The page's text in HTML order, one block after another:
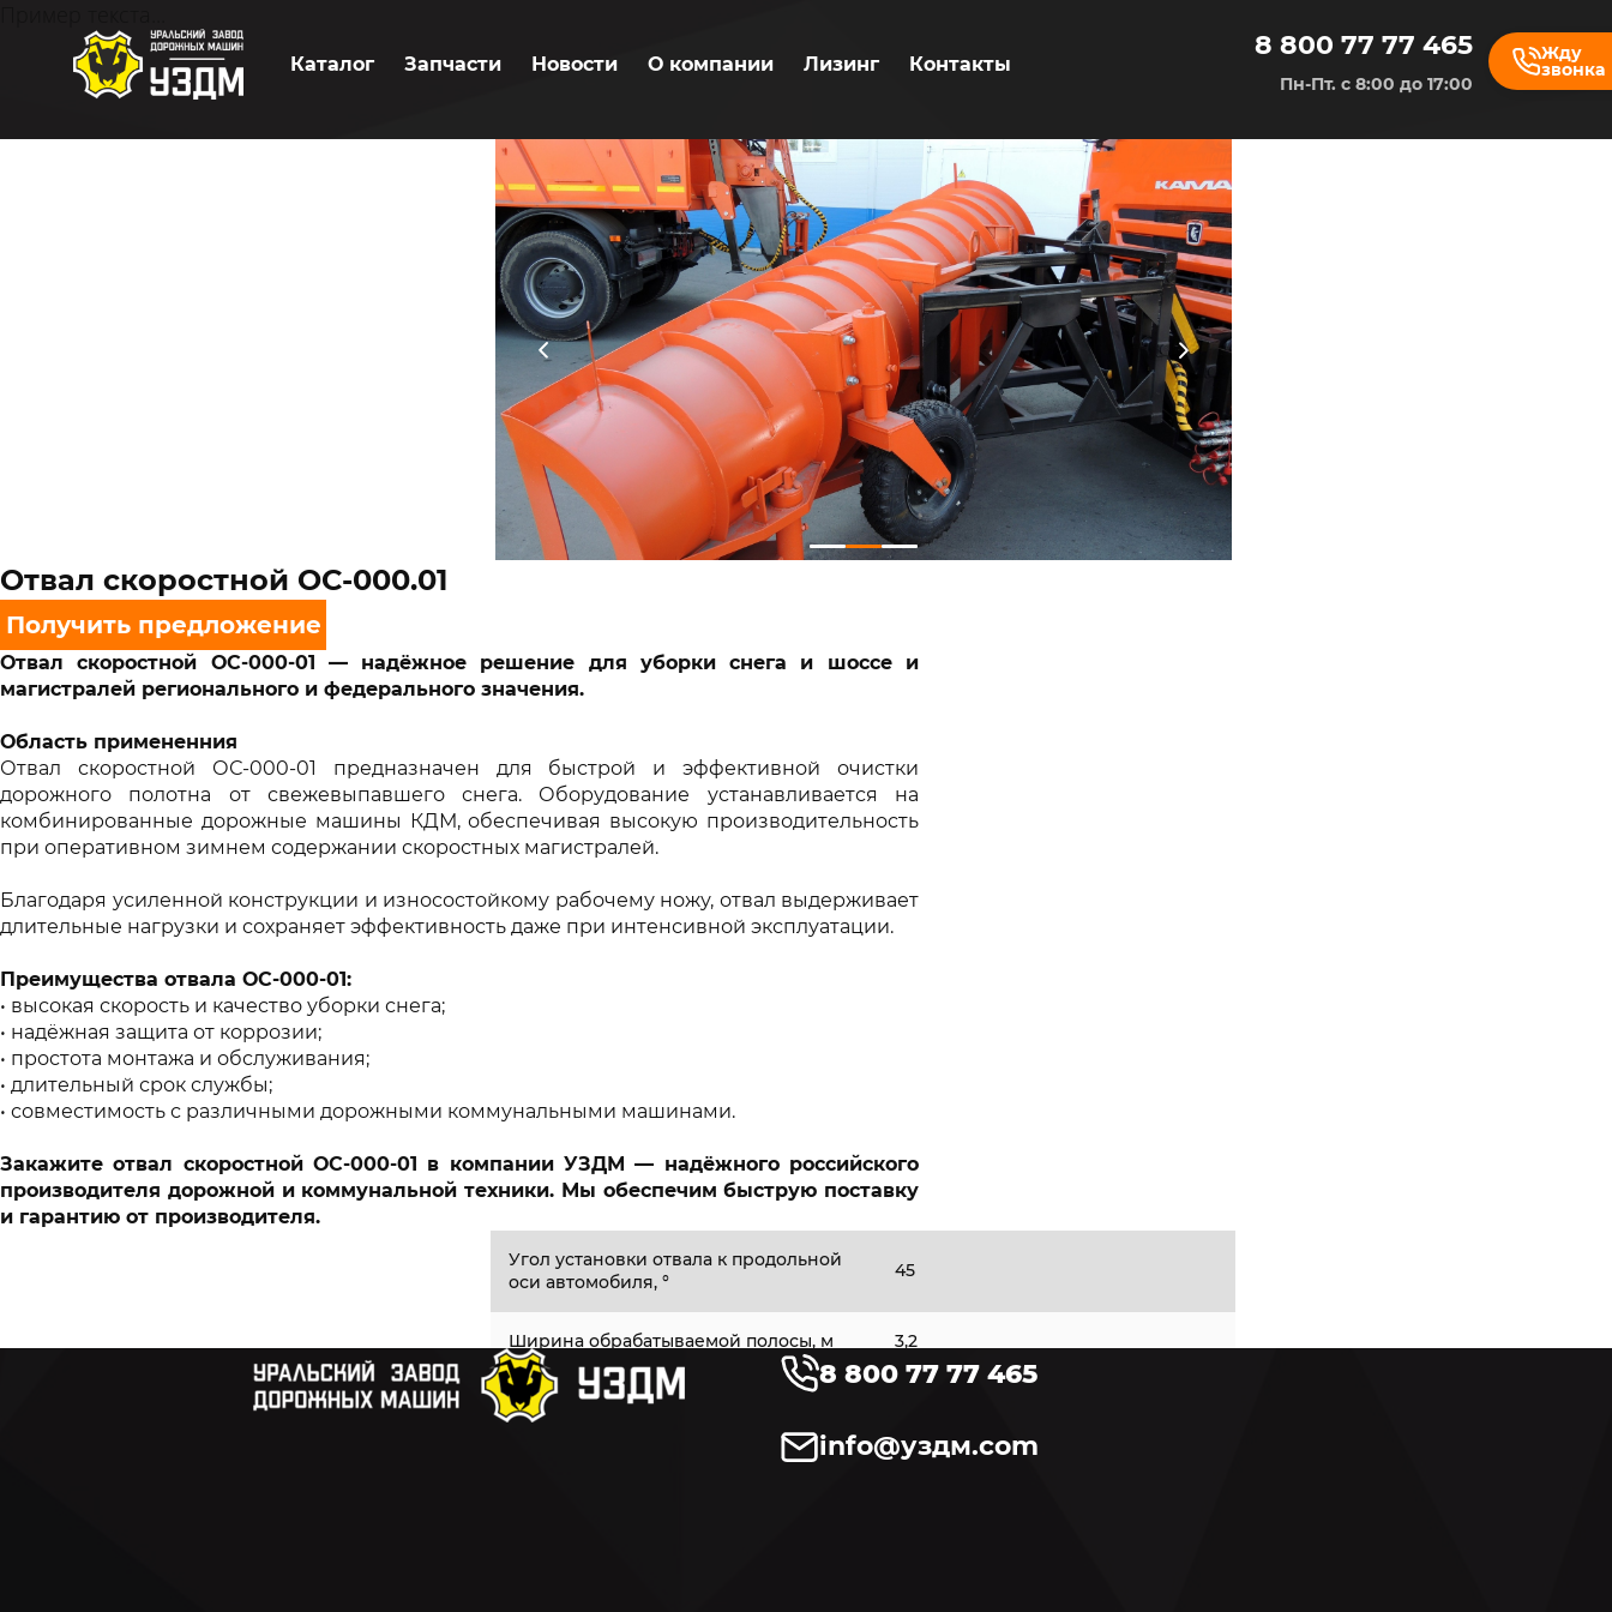
Каталог Запчасти Новости О компании Лизинг Контакты
8 800 77 77 465
Пн-Пт. с 8:00 до 17:00
Жду
звонка
Отвал скоростной ОС-000.01
Получить предложение
Отвал скоростной ОС-000-01 — надёжное решение для уборки снега и шоссе и
магистралей регионального и федерального значения.
Область примененния
Отвал скоростной ОС-000-01 предназначен для быстрой и эффективной очистки
дорожного полотна от свежевыпавшего снега. Оборудование устанавливается на
комбинированные дорожные машины КДМ, обеспечивая высокую производительность
при оперативном зимнем содержании скоростных магистралей.
Благодаря усиленной конструкции и износостойкому рабочему ножу, отвал выдерживает
длительные нагрузки и сохраняет эффективность даже при интенсивной эксплуатации.
Преимущества отвала ОС-000-01:
высокая скорость и качество уборки снега;
надёжная защита от коррозии;
простота монтажа и обслуживания;
длительный срок службы;
совместимость с различными дорожными коммунальными машинами.
Закажите отвал скоростной ОС-000-01 в компании УЗДМ — надёжного российского
производителя дорожной и коммунальной техники. Мы обеспечим быструю поставку
и гарантию от производителя.
Угол установки отвала к продольной
оси автомобиля, °
45
Ширина обрабатываемой полосы, м 3,2
Высота отвала справа, мм
635
8 800 77 77 465
info@уздм.com